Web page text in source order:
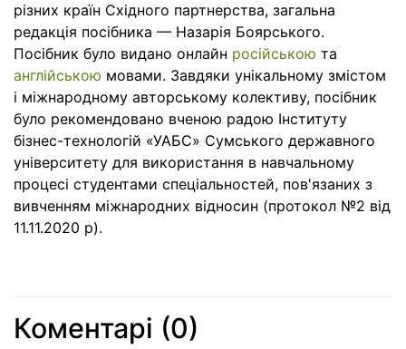
різних країн Східного партнерства, загальна
редакція посібника — Назарія Боярського.
Посібник було видано онлайн російською та
англійською мовами. Завдяки унікальному змістом
і міжнародному авторському колективу, посібник
було рекомендовано вченою радою Інституту
бізнес-технологій «УАБС» Сумського державного
університету для використання в навчальному
процесі студентами спеціальностей, пов'язаних з
вивченням міжнародних відносин (протокол №2 від
11.11.2020 р).
Коментарі (0)